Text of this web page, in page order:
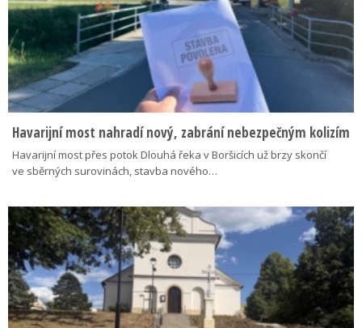
Havarijní most nahradí nový, zabrání nebezpečným kolizím
Havarijní most přes potok Dlouhá řeka v Boršicích už brzy skončí
ve sběrných surovinách, stavba nového…